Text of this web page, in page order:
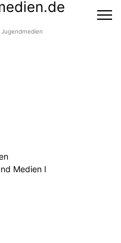
Medien I